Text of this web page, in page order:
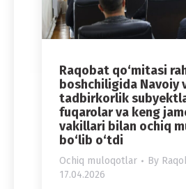
Raqobat qo‘mitasi
boshchiligida Navoiy
tadbirkorlik
fuqarolar va keng
vakillari bilan ochiq
bo‘lib o‘tdi
Ochiq muloqotlar By
17.04.2026